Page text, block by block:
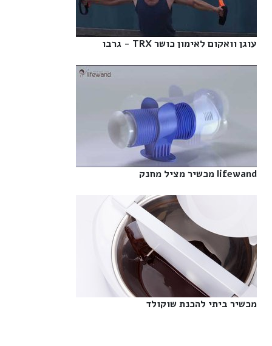
עוגן וואקום לאימון כושר TRX - גרבו‎
lifewand מכשיר מציל מחנק‎
מכשיר ביתי להכנת שוקולד‎